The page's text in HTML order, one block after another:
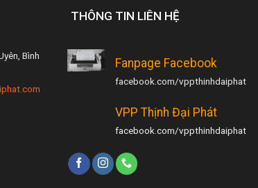
Bình
THÔNG TIN LIÊN HỆ
Fanpage Facebook
facebook.com/vppthinhdaiphat
VPP Thịnh Đại Phát
facebook.com/vppthinhdaiphat